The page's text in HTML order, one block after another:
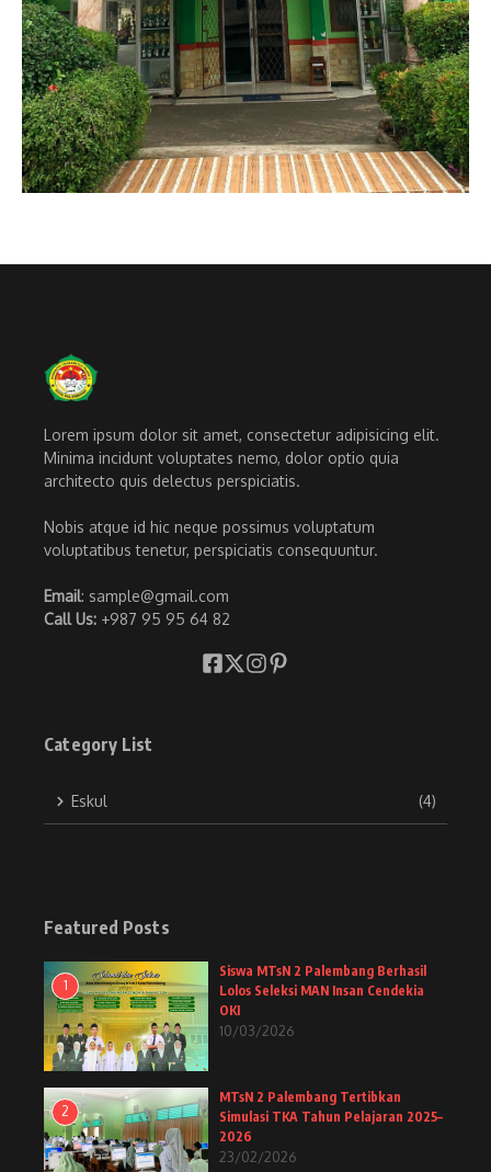
Lorem ipsum dolor sit amet, consectetur adipisicing elit.
Minima incidunt voluptates nemo, dolor optio quia
architecto quis delectus perspiciatis.
Nobis atque id hic neque possimus voluptatum
voluptatibus tenetur, perspiciatis consequuntur.
Email: sample@gmail.com
Call Us: +987 95 95 64 82
Category List
Eskul (4)
Featured Posts
1
Siswa MTsN 2 Palembang Berhasil
Lolos Seleksi MAN Insan Cendekia
OKI
10/03/2026
2
MTsN 2 Palembang Tertibkan
Simulasi TKA Tahun Pelajaran 2025–
2026
23/02/2026